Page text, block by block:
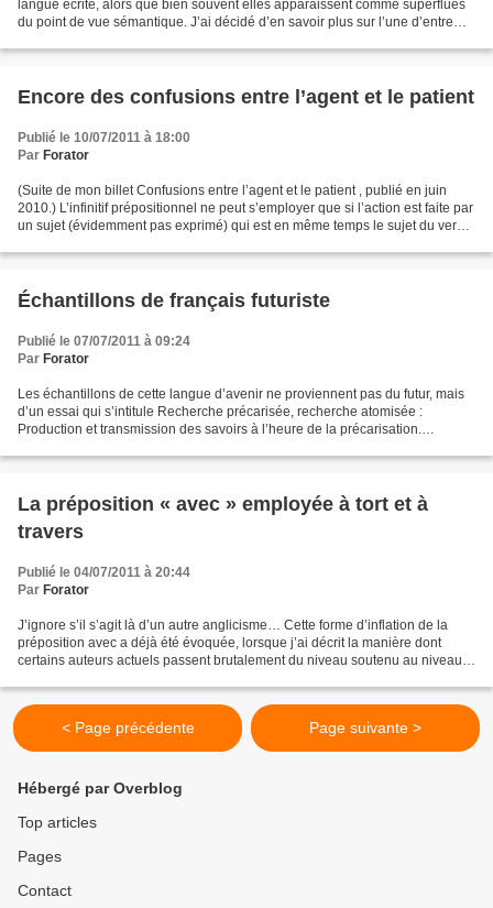
langue écrite, alors que bien souvent elles apparaissent comme superflues
du point de vue sémantique. J’ai décidé d’en savoir plus sur l’une d’entre
Encore des confusions entre l’agent et le patient
Publié le 10/07/2011 à 18:00
Par Forator
(Suite de mon billet Confusions entre l’agent et le patient , publié en juin
2010.) L’infinitif prépositionnel ne peut s’employer que si l’action est faite par
un sujet (évidemment pas exprimé) qui est en même temps le sujet du verbe
Échantillons de français futuriste
Publié le 07/07/2011 à 09:24
Par Forator
Les échantillons de cette langue d’avenir ne proviennent pas du futur, mais
d’un essai qui s’intitule Recherche précarisée, recherche atomisée :
Production et transmission des savoirs à l’heure de la précarisation.
La préposition « avec » employée à tort et à
travers
Publié le 04/07/2011 à 20:44
Par Forator
J’ignore s’il s’agit là d’un autre anglicisme… Cette forme d’inflation de la
préposition avec a déjà été évoquée, lorsque j’ai décrit la manière dont
certains auteurs actuels passent brutalement du niveau soutenu au niveau
< Page précédente Page suivante >
Hébergé par Overblog
Top articles
Pages
Contact